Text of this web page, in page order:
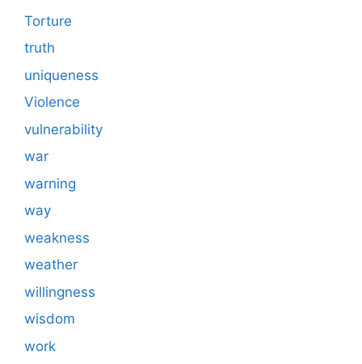
Torture
truth
uniqueness
Violence
vulnerability
war
warning
way
weakness
weather
willingness
wisdom
work